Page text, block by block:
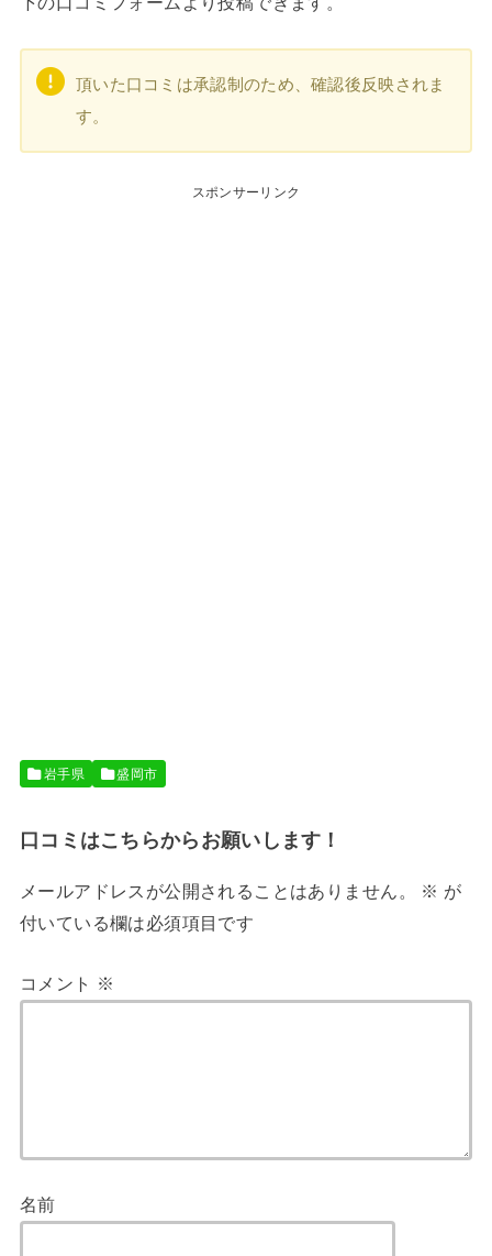
頂いた口コミは承認制のため、確認後反映されま
す。
スポンサーリンク
岩手県 盛岡市
口コミはこちらからお願いします！
メールアドレスが公開されることはありません。 ※ が
付いている欄は必須項目です
コメント ※
名前